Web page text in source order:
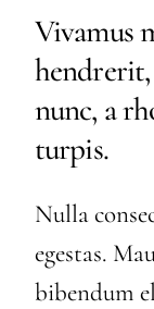
Vivamus
nunc, a
turpis.
Nulla
egestas.
bibendum